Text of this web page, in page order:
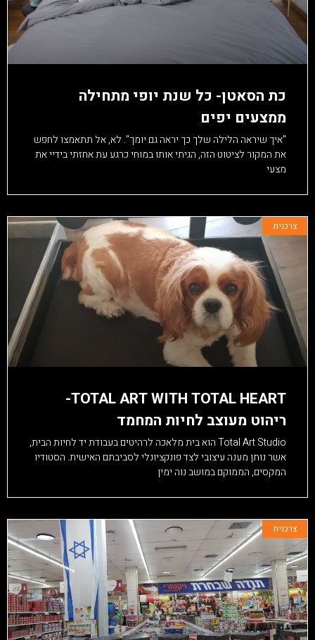
כת הסאטן- כל שנת יופי מתחילה
ממצעים יפים
"איך שיראה הלילה שלך כך יראה גם יומך". לא, אל תתאמצו לחפש
את המקור לציטוט הזה, הגיתי אותו במוחי כרגע עת אחזתי בידיי את
מצעי
צרכנית
TOTAL ART WITH TOTAL HEART-
ריהוט מעוצב לחיות המחמד
Total Art Studio הוא בית מלאכה לרהיטים בעבודת יד לחיות הבית,
אשר נותן מענה עיצובי לצד פונקציונלי לסביבתם האישית. הסטודיו
המקסים, הממוקם במושב נוה ימין
צרכנית